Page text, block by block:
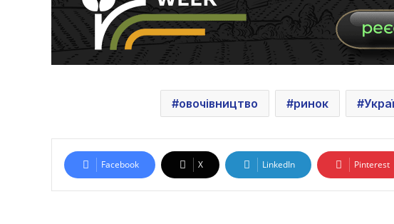
овочівництво ринок
Facebook X LinkedIn Pinterest